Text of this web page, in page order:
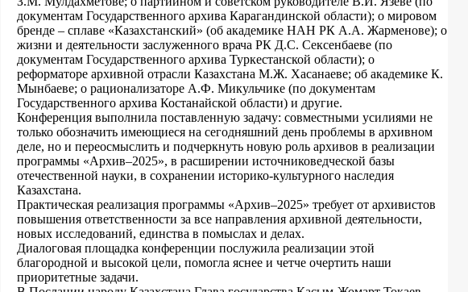
документам Государственного архива Карагандинской области); о мировом
бренде – сплаве «Казахстанский» (об академике НАН РК А.А. Жарменове); о
жизни и деятельности заслуженного врача РК Д.С. Сексенбаеве (по
документам Государственного архива Туркестанской области); о
реформаторе архивной отрасли Казахстана М.Ж. Хасанаеве; об академике К.
Мынбаеве; о рационализаторе А.Ф. Микульчике (по документам
Государственного архива Костанайской области) и другие.
Конференция выполнила поставленную задачу: совместными усилиями не
только обозначить имеющиеся на сегодняшний день проблемы в архивном
деле, но и переосмыслить и подчеркнуть новую роль архивов в реализации
программы «Архив–2025», в расширении источниковедческой базы
отечественной науки, в сохранении историко-культурного наследия
Казахстана.
Практическая реализация программы «Архив–2025» требует от архивистов
повышения ответственности за все направления архивной деятельности,
новых исследований, единства в помыслах и делах.
Диалоговая площадка конференции послужила реализации этой
благородной и высокой цели, помогла яснее и четче очертить наши
приоритетные задачи.